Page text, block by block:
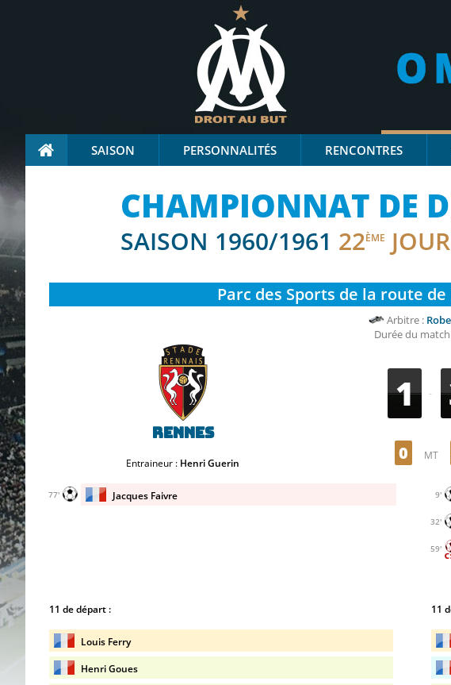
SAISON PERSONNALITÉS RENCONTRES
CHAMPIONNAT DE
SAISON 1960/1961 22ÈME
Parc des Sports de la route
Arbitre :
Durée du
Rennes
Entraineur : Henri Guerin
1 -
0 MT
Jacques Faivre
77' 9'
32'
59'
11 de départ :
Louis Ferry
Henri Goues
11